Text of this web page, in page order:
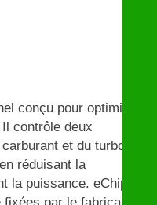
conçu pour optimiser
contrôle deux
et du turbo,
réduisant la
la puissance. eChip